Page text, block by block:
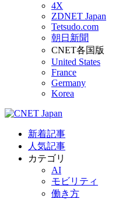
4X
ZDNET Japan
Tetsudo.com
朝日新聞
CNET各国版
United States
France
Germany
Korea
新着記事
人気記事
カテゴリ
AI
モビリティ
働き方